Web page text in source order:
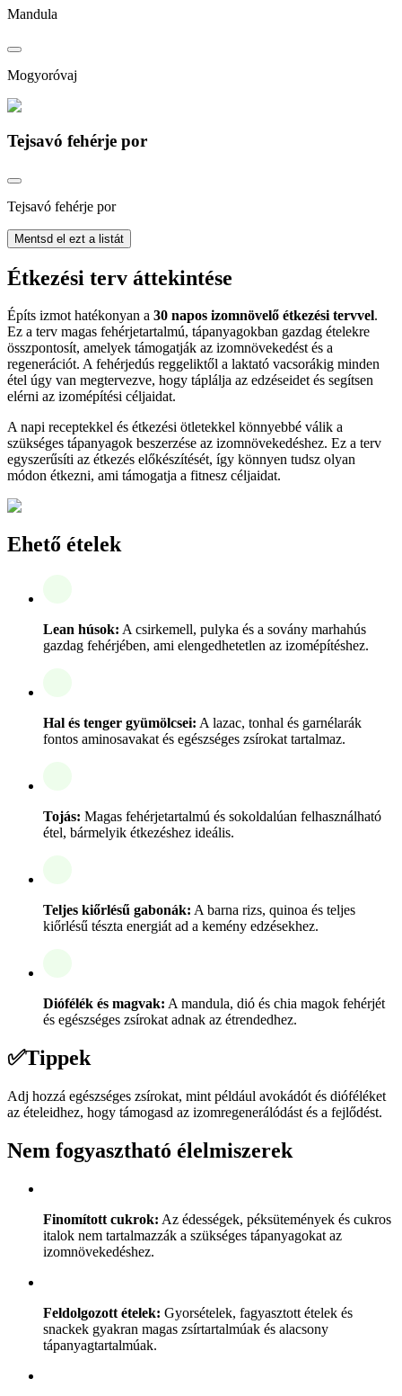
Mandula
Mogyoróvaj
Tejsavó fehérje por
Tejsavó fehérje por
Mentsd el ezt a listát
Étkezési terv áttekintése
Építs izmot hatékonyan a 30 napos izomnövelő étkezési tervvel.
Ez a terv magas fehérjetartalmú, tápanyagokban gazdag ételekre
összpontosít, amelyek támogatják az izomnövekedést és a
regenerációt. A fehérjedús reggeliktől a laktató vacsorákig minden
étel úgy van megtervezve, hogy táplálja az edzéseidet és segítsen
elérni az izomépítési céljaidat.
A napi receptekkel és étkezési ötletekkel könnyebbé válik a
szükséges tápanyagok beszerzése az izomnövekedéshez. Ez a terv
egyszerűsíti az étkezés előkészítését, így könnyen tudsz olyan
módon étkezni, ami támogatja a fitnesz céljaidat.
Ehető ételek
Lean húsok: A csirkemell, pulyka és a sovány marhahús
gazdag fehérjében, ami elengedhetetlen az izomépítéshez.
Hal és tenger gyümölcsei: A lazac, tonhal és garnélarák
fontos aminosavakat és egészséges zsírokat tartalmaz.
Tojás: Magas fehérjetartalmú és sokoldalúan felhasználható
étel, bármelyik étkezéshez ideális.
Teljes kiőrlésű gabonák: A barna rizs, quinoa és teljes
kiőrlésű tészta energiát ad a kemény edzésekhez.
Diófélék és magvak: A mandula, dió és chia magok fehérjét
és egészséges zsírokat adnak az étrendedhez.
✅Tippek
Adj hozzá egészséges zsírokat, mint például avokádót és dióféléket
az ételeidhez, hogy támogasd az izomregenerálódást és a fejlődést.
Nem fogyasztható élelmiszerek
Finomított cukrok: Az édességek, péksütemények és cukros
italok nem tartalmazzák a szükséges tápanyagokat az
izomnövekedéshez.
Feldolgozott ételek: Gyorsételek, fagyasztott ételek és
snackek gyakran magas zsírtartalmúak és alacsony
tápanyagtartalmúak.